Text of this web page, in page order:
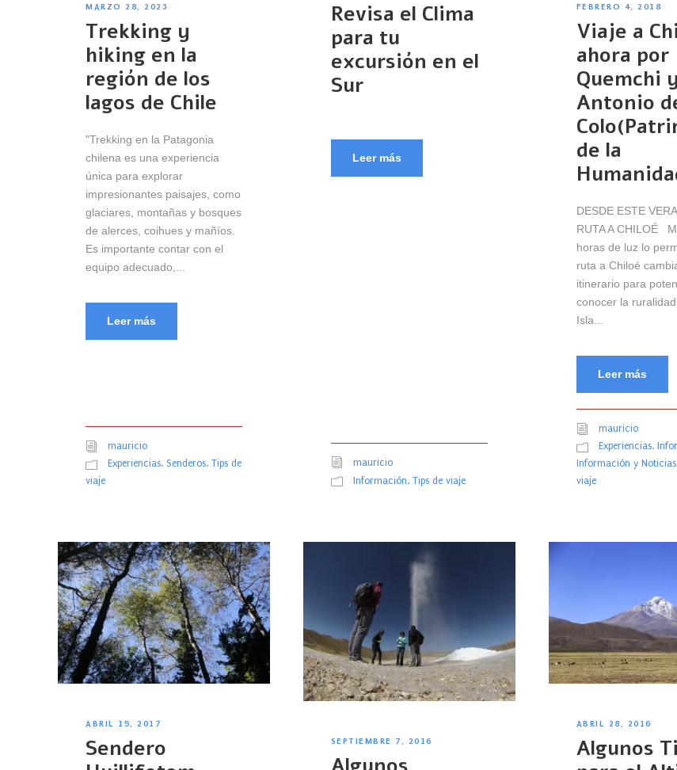
MARZO 28, 2023
Trekking y
hiking en la
región de los
lagos de Chile
"Trekking en la Patagonia
chilena es una experiencia
única para explorar
impresionantes paisajes, como
glaciares, montañas y bosques
de alerces, coihues y mañíos.
Es importante contar con el
equipo adecuado,...
Leer más
mauricio
Experiencias, Senderos, Tips de
viaje
Revisa el Clima
para tu
excursión en el
Sur
Leer más
mauricio
Información, Tips de viaje
FEBRERO 4, 2018
Viaje a
ahora por
Quemchi
Antonio
de la
DESDE ESTE
RUTA A CHILOÉ
horas de luz lo
ruta a Chiloé
itinerario para
conocer la
Isla...
Leer más
mauricio
Experiencias,
Información y Noticias
viaje
ABRIL 15, 2017
Sendero
SEPTIEMBRE 7, 2016
ABRIL 28, 2016
Algunos